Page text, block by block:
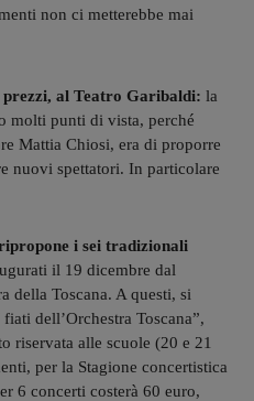
non ci metterebbe mai
al Teatro Garibaldi: la
molti punti di vista, perché
Mattia Chiosi, era di proporre
nuovi spettatori. In particolare
i sei tradizionali
il 19 dicembre dal
della Toscana. A questi, si
dell’Orchestra Toscana”,
riservata alle scuole (20 e 21
per la Stagione concertistica
6 concerti costerà 60 euro,